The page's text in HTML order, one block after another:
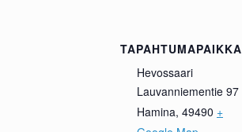
TAPAHTUMAPAIKKA
Hevossaari
Lauvanniementie 97
Hamina, 49490 +